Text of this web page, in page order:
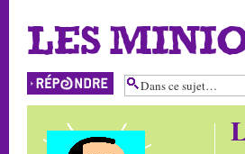
LES
Répondre